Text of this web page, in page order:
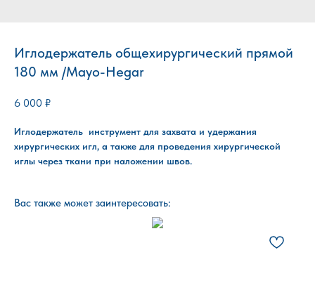
Иглодержатель общехирургический прямой
180 мм /Mayo-Hegar
6 000 ₽
Иглодержатель инструмент для захвата и удержания
хирургических игл, а также для проведения хирургической
иглы через ткани при наложении швов.
Вас также может заинтересовать: